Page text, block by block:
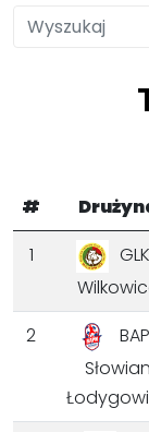
#
1
2
Słowian